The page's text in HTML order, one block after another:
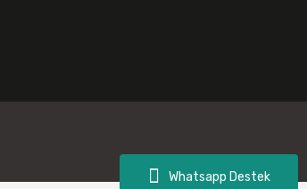
Whatsapp Destek